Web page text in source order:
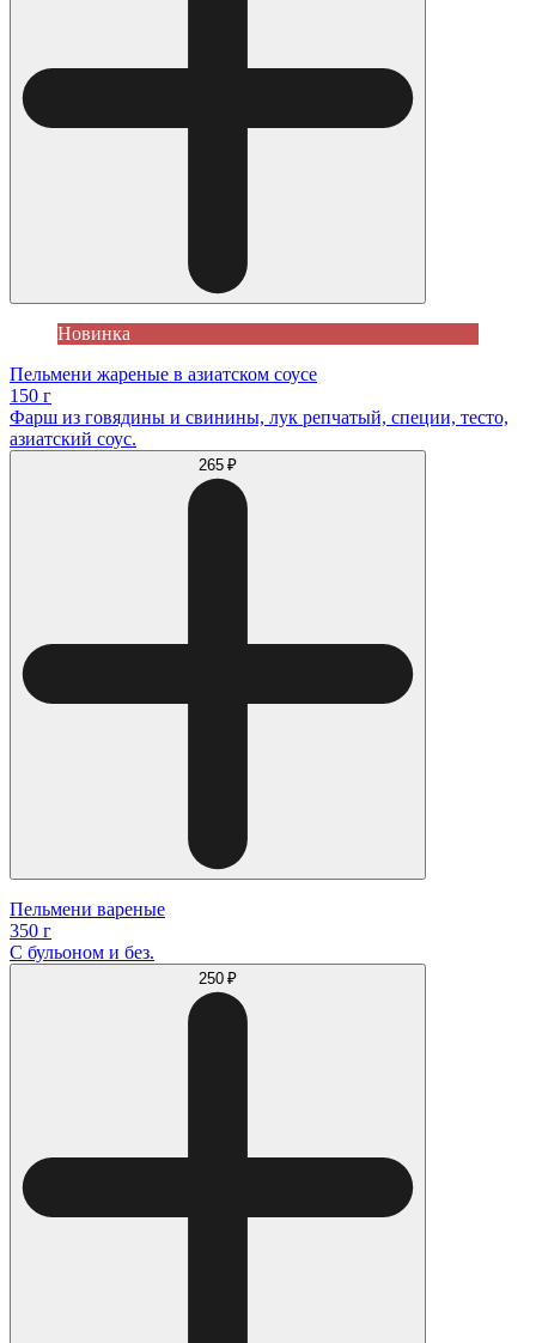
Новинка
Пельмени жареные в азиатском соусе
150 г
Фарш из говядины и свинины, лук репчатый, специи, тесто,
азиатский соус.
265 ₽
Пельмени вареные
350 г
С бульоном и без.
250 ₽